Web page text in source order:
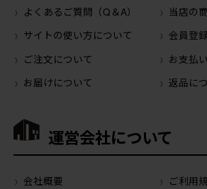
よくあるご質問（Q＆A）
当店の
サイトの使い方について
会員登
ご注文について
お支払
お届けについて
返品に
運営会社について
会社概要
ご利用